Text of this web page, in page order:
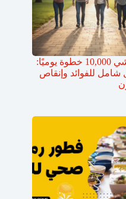
المشي 10,000 خطوة يوميًا:
شامل للفوائد وإنقاص